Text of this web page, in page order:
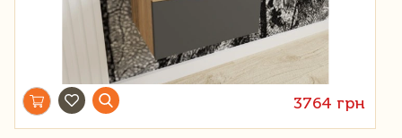
3764 грн